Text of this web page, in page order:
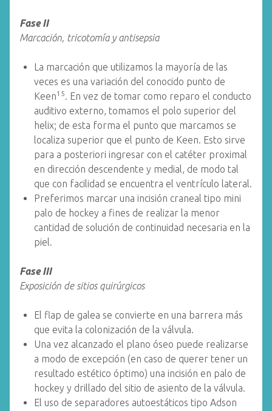
Fase II
Marcación, tricotomía y antisepsia
La marcación que utilizamos la mayoría de las
veces es una variación del conocido punto de
Keen15. En vez de tomar como reparo el conducto
auditivo externo, tomamos el polo superior del
helix; de esta forma el punto que marcamos se
localiza superior que el punto de Keen. Esto sirve
para a posteriori ingresar con el catéter proximal
en dirección descendente y medial, de modo tal
que con facilidad se encuentra el ventrículo lateral.
Preferimos marcar una incisión craneal tipo mini
palo de hockey a fines de realizar la menor
cantidad de solución de continuidad necesaria en la
piel.
Fase III
Exposición de sitios quirúrgicos
El flap de galea se convierte en una barrera más
que evita la colonización de la válvula.
Una vez alcanzado el plano óseo puede realizarse
a modo de excepción (en caso de querer tener un
resultado estético óptimo) una incisión en palo de
hockey y drillado del sitio de asiento de la válvula.
El uso de separadores autoestáticos tipo Adson